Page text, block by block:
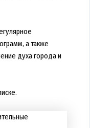
а также
духа города и